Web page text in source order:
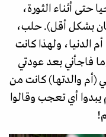
حتى أثناء الثورة،
بشكل أقل). حلب،
الدنيا، ولهذا كانت
فاجأني بعد عودتي
والدتها) كانت من
أي تعجب وقالوا